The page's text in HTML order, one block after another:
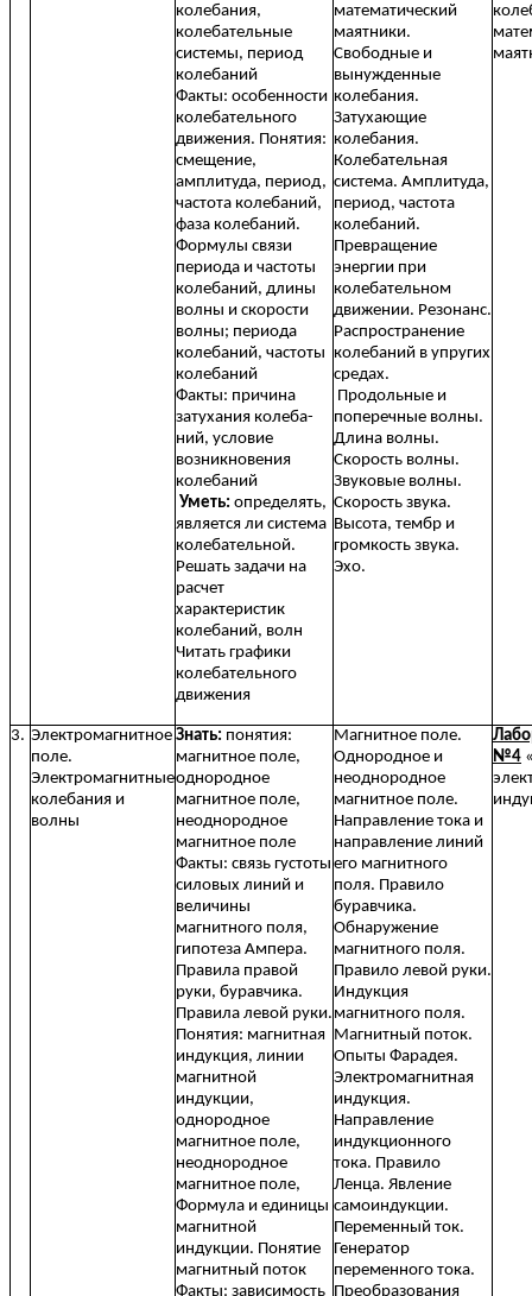
колебания,
колебательные
системы, период
колебаний
Факты: особенности
колебательного
движения. Понятия:
смещение,
амплитуда, период,
частота колебаний,
фаза колебаний.
Формулы связи
периода и частоты
колебаний, длины
волны и скорости
волны; периода
колебаний, частоты
колебаний
Факты: причина
затухания колеба-
ний, условие
возникновения
колебаний
Уметь: определять,
является ли система
колебательной.
Решать задачи на
расчет
характеристик
колебаний, волн
Читать графики
колебательного
движения
математический
маятники.
Свободные и
вынужденные
колебания.
Затухающие
колебания.
Колебательная
система. Амплитуда,
период, частота
колебаний.
Превращение
энергии при
колебательном
движении. Резонанс.
Распространение
колебаний в упругих
средах.
Продольные и
поперечные волны.
Длина волны.
Скорость волны.
Звуковые волны.
Скорость звука.
Высота, тембр и
громкость звука.
Эхо.
3. Электромагнитное
поле.
Электромагнитные
колебания и
волны
Знать: понятия:
магнитное поле,
однородное
магнитное поле,
неоднородное
магнитное поле
Факты: связь густоты
силовых линий и
величины
магнитного поля,
гипотеза Ампера.
Правила правой
руки, буравчика.
Правила левой руки.
Понятия: магнитная
индукция, линии
магнитной
индукции,
однородное
магнитное поле,
неоднородное
магнитное поле,
Формула и единицы
магнитной
индукции. Понятие
магнитный поток
Факты: зависимость
Магнитное поле.
Однородное и
неоднородное
магнитное поле.
Направление тока и
направление линий
его магнитного
поля. Правило
буравчика.
Обнаружение
магнитного поля.
Правило левой руки.
Индукция
магнитного поля.
Магнитный поток.
Опыты Фарадея.
Электромагнитная
индукция.
Направление
индукционного
тока. Правило
Ленца. Явление
самоиндукции.
Переменный ток.
Генератор
переменного тока.
Преобразования
№4